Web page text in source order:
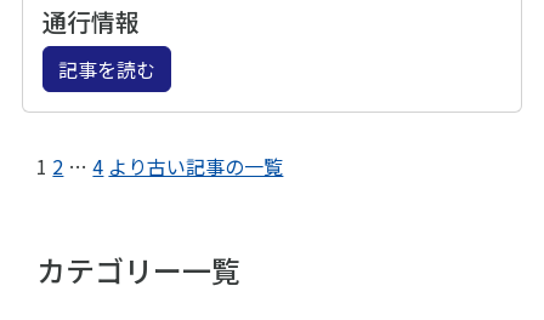
通行情報
記事を読む
1 2 … 4 より古い記事の一覧
カテゴリー一覧